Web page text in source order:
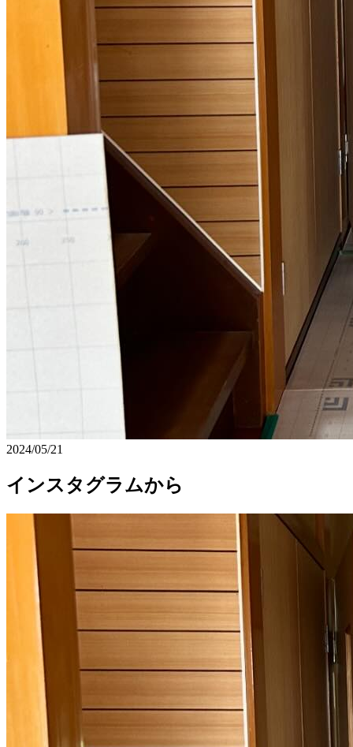
2024/05/21
インスタグラムから